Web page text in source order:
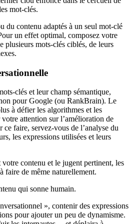
mot-clés.
du contenu adaptés à un seul mot-clé
un effet optimal, composez votre
plusieurs mots-clés ciblés, de leurs
clés et leur champ sémantique,
pour Google (ou RankBrain). Le
à défier les algorithmes et les
attention sur l’amélioration de
ce faire, servez-vous de l’analyse du
les expressions utilisées et leurs
votre contenu et le jugent pertinent, les
faire de même naturellement.
qui sonne humain.
», contenir des expressions
pour ajouter un peu de dynamisme.